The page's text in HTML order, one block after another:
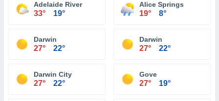
Adelaide River
33° 19°
Alice Springs
19° 8°
Darwin
27° 22°
Darwin
27° 22°
Darwin City
27° 22°
Gove
27° 19°